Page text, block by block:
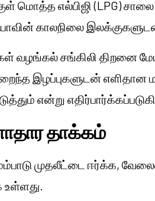
மொத்த எல்பிஜி (LPG)
காலநிலை
வழங்கல் சங்கிலி திறனை
இழப்புகளுடன் எளிதான
என்று
தாக்கம்
முதலீட்டை ஈர்க்க,
உள்ளது.